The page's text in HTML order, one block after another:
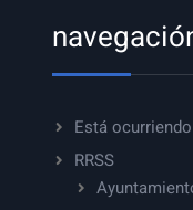
Está ocurriendo
RRSS